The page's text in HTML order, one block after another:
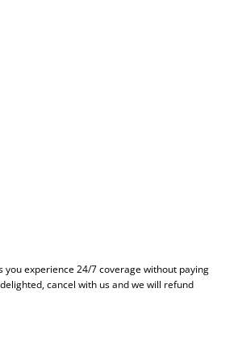
experience 24/7 coverage without paying
cancel with us and we will refund